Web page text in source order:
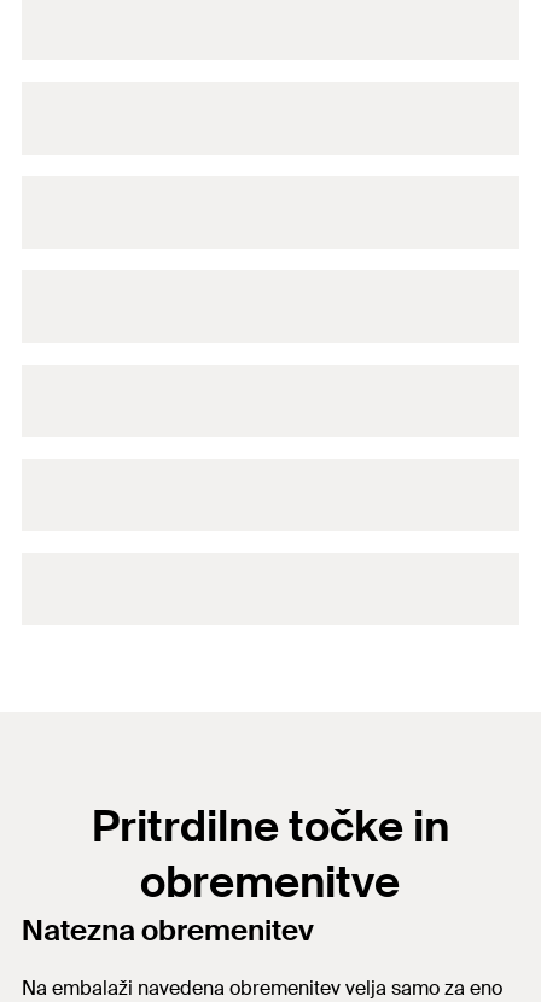
Pritrdilne točke in
obremenitve
Natezna obremenitev
Na embalaži navedena obremenitev velja samo za eno